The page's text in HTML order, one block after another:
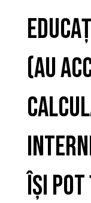
(au
își